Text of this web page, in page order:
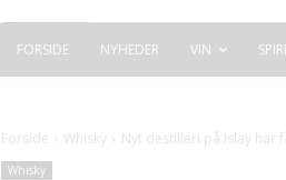
FORSIDE NYHEDER VIN
Forside Whisky Nyt destilleri på Islay har
Whisky